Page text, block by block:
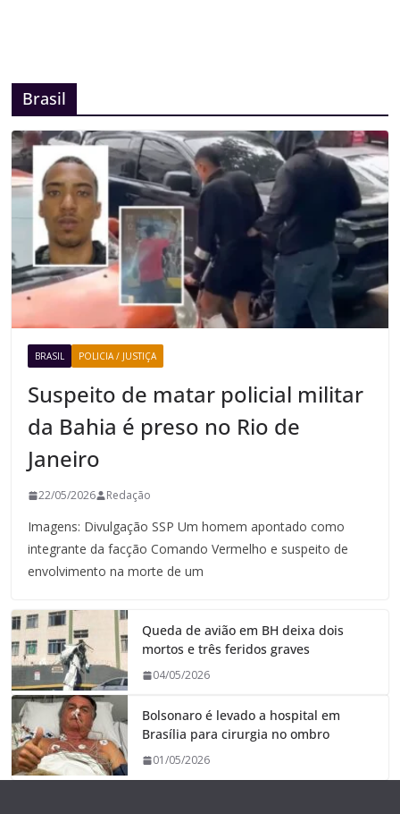
Brasil
BRASIL POLICIA / JUSTIÇA
Suspeito de matar policial militar
da Bahia é preso no Rio de
Janeiro
22/05/2026 Redação
Imagens: Divulgação SSP Um homem apontado como
integrante da facção Comando Vermelho e suspeito de
envolvimento na morte de um
Queda de avião em BH deixa dois
mortos e três feridos graves
04/05/2026
Bolsonaro é levado a hospital em
Brasília para cirurgia no ombro
01/05/2026